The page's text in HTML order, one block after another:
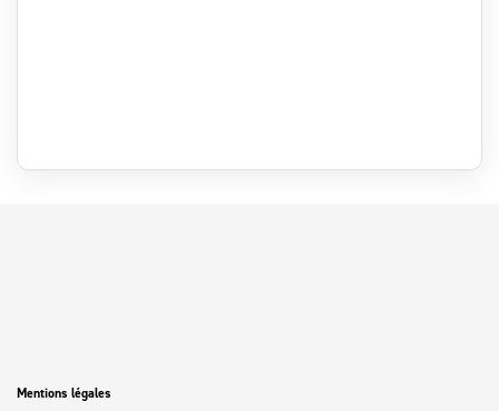
Mentions légales